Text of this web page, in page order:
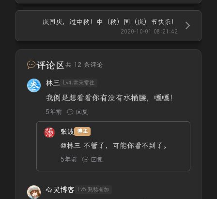
庆国庆，过中秋！中（秋）国（庆）节快乐！
2020-10-01 08:21:42
评论区 共 12 条评论
林三 Lv4.常来常往
我倒是想看看你有没有水桶腰，嘎嘎！
5年前 回复
张波 博主
@林三 不管了，可能你看不到了。
5年前 回复
心灵博客 Lv5.熟稔有加